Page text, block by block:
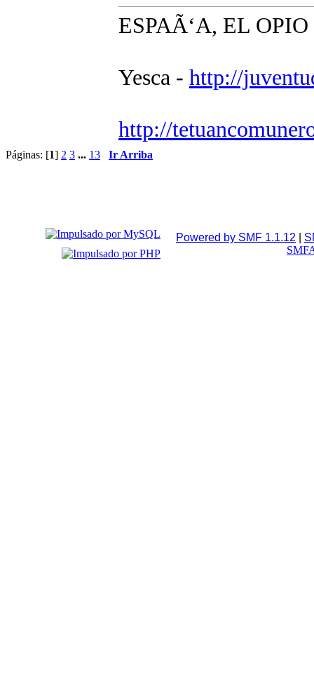
ESPAÃ‘A, EL
Yesca - http://
http://
Páginas: [1] 2 3 ... 13 Ir Arriba
Powered by SMF 1.1.12